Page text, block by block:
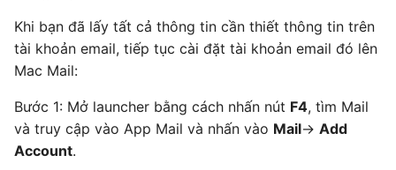
Khi bạn đã lấy tất cả thông tin cần thiết thông tin trên
tài khoản email, tiếp tục cài đặt tài khoản email đó lên
Mac Mail:
Bước 1: Mở launcher bằng cách nhấn nút F4, tìm Mail
và truy cập vào App Mail và nhấn vào Mail-> Add
Account.